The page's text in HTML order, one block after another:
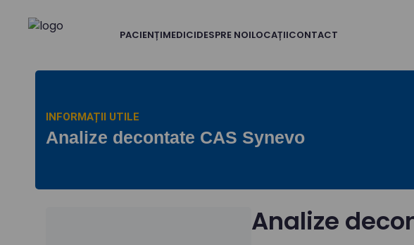
PACIENȚIMEDICIDESPRE NOILOCAȚIICONTACT
INFORMAȚII UTILE
Analize decontate CAS Synevo
Analize